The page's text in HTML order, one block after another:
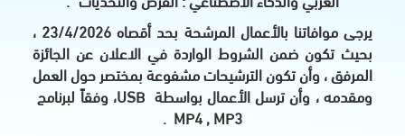
يرجى موافاتنا بالأعمال المرشحة بحد أقصاه 23/4/2026 ،
بحيث تكون ضمن الشروط الواردة في الاعلان عن الجائزة
المرفق ، وأن تكون الترشيحات مشفوعة بمختصر حول العمل
ومقدمه ، وأن ترسل الأعمال بواسطة USB، وفقاً لبرنامج
MP4 , MP3
.